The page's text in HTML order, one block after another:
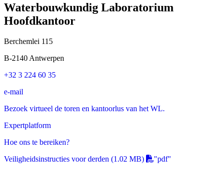
Waterbouwkundig Laboratorium
Hoofdkantoor
Berchemlei 115
B-2140 Antwerpen
+32 3 224 60 35
e-mail
Bezoek virtueel de toren en kantoorlus van het WL.
Expertplatform
Hoe ons te bereiken?
Veiligheidsinstructies voor derden (1.02 MB)
"pdf"